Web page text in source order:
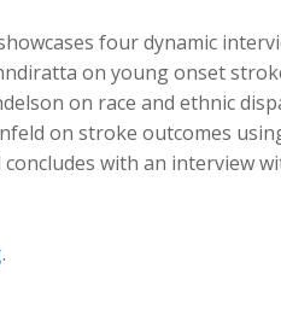
four dynamic
on young onset
on race and ethnic
on stroke outcomes
with an interview
.